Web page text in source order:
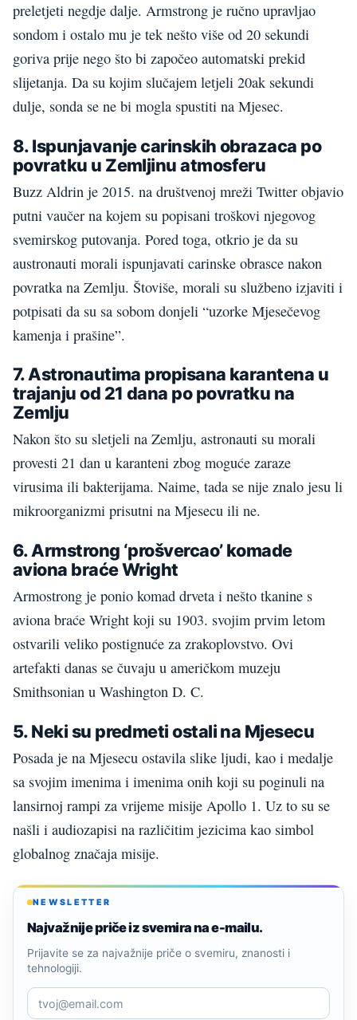
preletjeti negdje dalje. Armstrong je ručno upravljao
sondom i ostalo mu je tek nešto više od 20 sekundi
goriva prije nego što bi započeo automatski prekid
slijetanja. Da su kojim slučajem letjeli 20ak sekundi
dulje, sonda se ne bi mogla spustiti na Mjesec.
8. Ispunjavanje carinskih obrazaca po
povratku u Zemljinu atmosferu
Buzz Aldrin je 2015. na društvenoj mreži Twitter objavio
putni vaučer na kojem su popisani troškovi njegovog
svemirskog putovanja. Pored toga, otkrio je da su
austronauti morali ispunjavati carinske obrasce nakon
povratka na Zemlju. Štoviše, morali su službeno izjaviti i
potpisati da su sa sobom donjeli “uzorke Mjesečevog
kamenja i prašine”.
7. Astronautima propisana karantena u
trajanju od 21 dana po povratku na
Zemlju
Nakon što su sletjeli na Zemlju, astronauti su morali
provesti 21 dan u karanteni zbog moguće zaraze
virusima ili bakterijama. Naime, tada se nije znalo jesu li
mikroorganizmi prisutni na Mjesecu ili ne.
6. Armstrong ‘prošvercao’ komade
aviona braće Wright
Armostrong je ponio komad drveta i nešto tkanine s
aviona braće Wright koji su 1903. svojim prvim letom
ostvarili veliko postignuće za zrakoplovstvo. Ovi
artefakti danas se čuvaju u američkom muzeju
Smithsonian u Washington D. C.
5. Neki su predmeti ostali na Mjesecu
Posada je na Mjesecu ostavila slike ljudi, kao i medalje
sa svojim imenima i imenima onih koji su poginuli na
lansirnoj rampi za vrijeme misije Apollo 1. Uz to su se
našli i audiozapisi na različitim jezicima kao simbol
globalnog značaja misije.
NEWSLETTER
Najvažnije priče iz svemira na e-mailu.
Prijavite se za najvažnije priče o svemiru, znanosti i
tehnologiji.